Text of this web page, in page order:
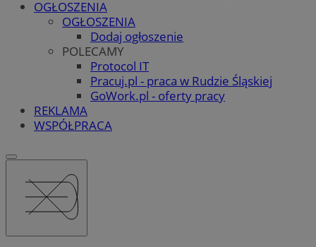
OGŁOSZENIA
OGŁOSZENIA
Dodaj ogłoszenie
POLECAMY
Protocol IT
Pracuj.pl - praca w Rudzie Śląskiej
GoWork.pl - oferty pracy
REKLAMA
WSPÓŁPRACA